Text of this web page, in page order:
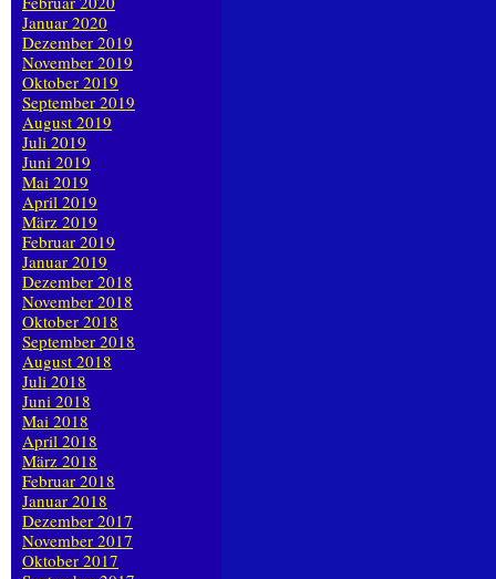
Januar 2020
Dezember 2019
November 2019
Oktober 2019
September 2019
August 2019
Juli 2019
Juni 2019
Mai 2019
April 2019
März 2019
Februar 2019
Januar 2019
Dezember 2018
November 2018
Oktober 2018
September 2018
August 2018
Juli 2018
Juni 2018
Mai 2018
April 2018
März 2018
Februar 2018
Januar 2018
Dezember 2017
November 2017
Oktober 2017